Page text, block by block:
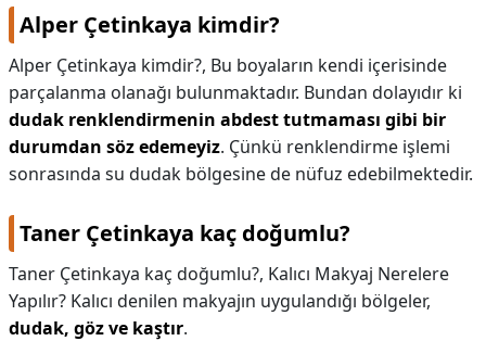
Alper Çetinkaya kimdir?
Alper Çetinkaya kimdir?, Bu boyaların kendi içerisinde
parçalanma olanağı bulunmaktadır. Bundan dolayıdır ki
dudak renklendirmenin abdest tutmaması gibi bir
durumdan söz edemeyiz. Çünkü renklendirme işlemi
sonrasında su dudak bölgesine de nüfuz edebilmektedir.
Taner Çetinkaya kaç doğumlu?
Taner Çetinkaya kaç doğumlu?, Kalıcı Makyaj Nerelere
Yapılır? Kalıcı denilen makyajın uygulandığı bölgeler,
dudak, göz ve kaştır.